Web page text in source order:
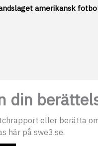
amerikansk
din
eller berätta
här på swe3.se.